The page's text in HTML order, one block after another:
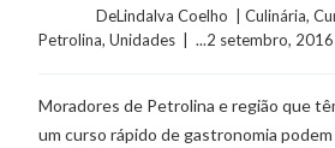
	    	DeLindalva Coelho  |
Culinária,
Petrolina, Unidades
|  ...2 setembro,
Moradores de Petrolina e região que
um curso rápido de gastronomia